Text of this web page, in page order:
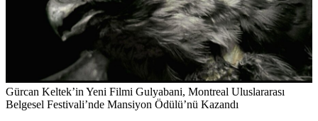
Gürcan Keltek’in Yeni Filmi Gulyabani, Montreal Uluslararası
Belgesel Festivali’nde Mansiyon Ödülü’nü Kazandı